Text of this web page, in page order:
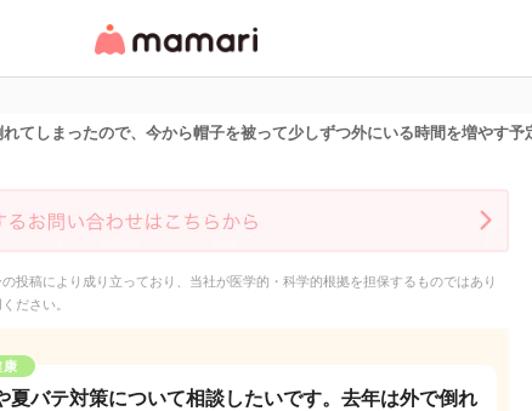
リ・情報サイト
てしまったので、今から帽子を被って少しずつ外にいる時間を増やす
投稿により成り立っており、当社が医学的・科学的根拠を担保するものではあり
ださい。
康
夏バテ対策について相談したいです。去年は外で倒れ